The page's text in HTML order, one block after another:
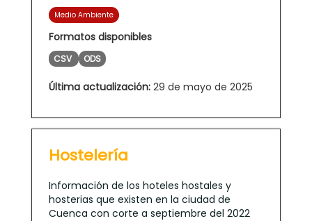
Medio Ambiente
Formatos disponibles
CSV ODS
Última actualización: 29 de mayo de 2025
Hostelería
Información de los hoteles hostales y
hosterias que existen en la ciudad de
Cuenca con corte a septiembre del 2022